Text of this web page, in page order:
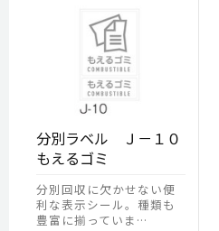
分別ラベル Ｊ－１０
もえるゴミ
分別回収に欠かせない便
利な表示シール。種類も
豊富に揃っていま…